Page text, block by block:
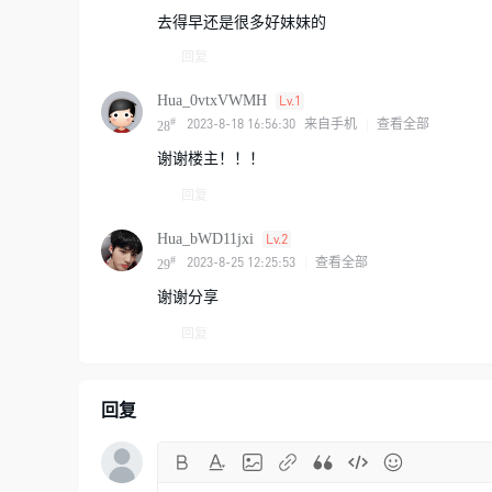
去得早还是很多好妹妹的
Hua_0vtxVWMH Lv.1
28# 2023-8-18 16:56:30 来自手机 查看全部
谢谢楼主！！！
Hua_bWD11jxi Lv.2
29# 2023-8-25 12:25:53 查看全部
谢谢分享
回复